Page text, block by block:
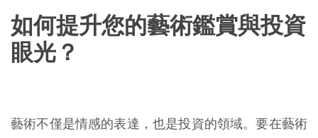
如何提升您的藝術鑑賞與投資
眼光？
藝術不僅是情感的表達，也是投資的領域。要在藝術